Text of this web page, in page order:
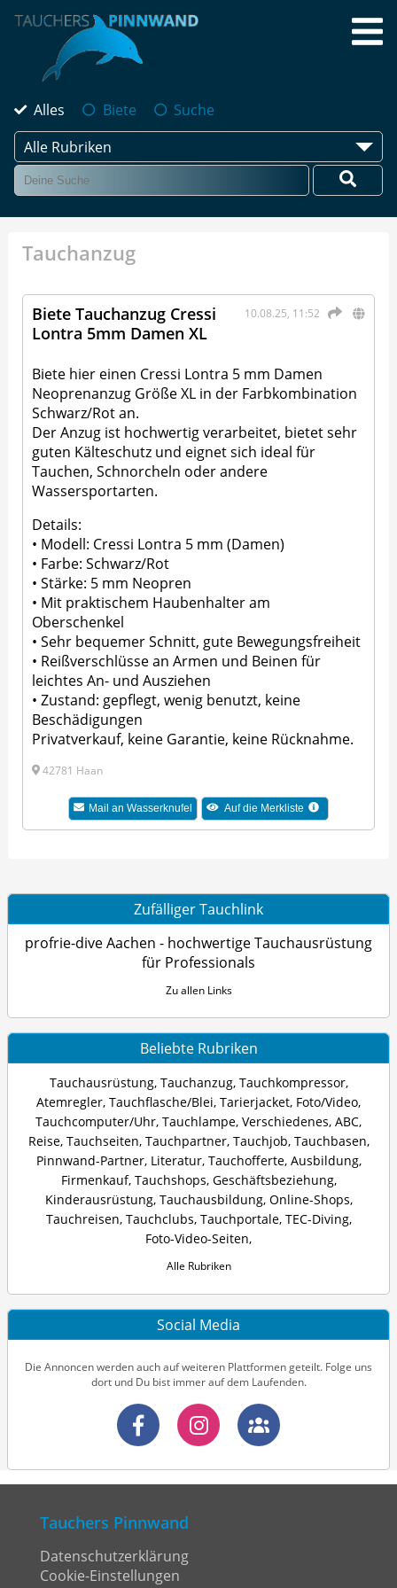
Alles Biete
Suche
Alle Rubriken
Tauchanzug
10.08.25, 11:52
Biete Tauchanzug Cressi
Lontra 5mm Damen XL
Biete hier einen Cressi Lontra 5 mm Damen
Neoprenanzug Größe XL in der Farbkombination
Schwarz/Rot an.
Der Anzug ist hochwertig verarbeitet, bietet sehr
guten Kälteschutz und eignet sich ideal für
Tauchen, Schnorcheln oder andere
Wassersportarten.
Details:
• Modell: Cressi Lontra 5 mm (Damen)
• Farbe: Schwarz/Rot
• Stärke: 5 mm Neopren
• Mit praktischem Haubenhalter am
Oberschenkel
• Sehr bequemer Schnitt, gute Bewegungsfreiheit
• Reißverschlüsse an Armen und Beinen für
leichtes An- und Ausziehen
• Zustand: gepflegt, wenig benutzt, keine
Beschädigungen
Privatverkauf, keine Garantie, keine Rücknahme.
42781 Haan
Mail an Wasserknufel Auf die Merkliste
Zufälliger Tauchlink
profrie-dive Aachen - hochwertige Tauchausrüstung
für Professionals
Zu allen Links
Beliebte Rubriken
Tauchausrüstung, Tauchanzug, Tauchkompressor,
Atemregler, Tauchflasche/Blei, Tarierjacket, Foto/Video,
Tauchcomputer/Uhr, Tauchlampe, Verschiedenes, ABC,
Reise, Tauchseiten, Tauchpartner, Tauchjob, Tauchbasen,
Pinnwand-Partner, Literatur, Tauchofferte, Ausbildung,
Firmenkauf, Tauchshops, Geschäftsbeziehung,
Kinderausrüstung, Tauchausbildung, Online-Shops,
Tauchreisen, Tauchclubs, Tauchportale, TEC-Diving,
Foto-Video-Seiten,
Alle Rubriken
Social Media
Die Annoncen werden auch auf weiteren Plattformen geteilt. Folge uns
dort und Du bist immer auf dem Laufenden.
Tauchers Pinnwand
Datenschutzerklärung
Cookie-Einstellungen